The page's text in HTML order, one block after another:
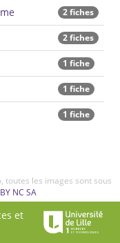
2 fiches
2 fiches
1 fiche
1 fiche
1 fiche
toutes les images sont sous
NC SA
et